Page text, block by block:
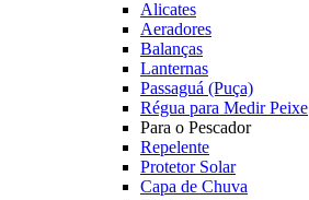
Alicates
Aeradores
Balanças
Lanternas
Passaguá (Puça)
Régua para Medir Peixe
Para o Pescador
Repelente
Protetor Solar
Capa de Chuva